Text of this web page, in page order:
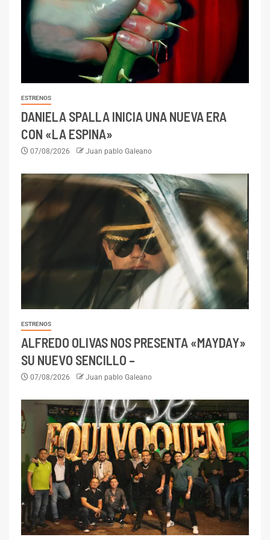
ESTRENOS
DANIELA SPALLA INICIA UNA NUEVA ERA
CON «LA ESPINA»
07/08/2026 Juan pablo Galeano
ESTRENOS
ALFREDO OLIVAS NOS PRESENTA «MAYDAY»
SU NUEVO SENCILLO –
07/08/2026 Juan pablo Galeano